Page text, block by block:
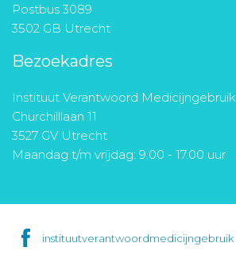
Postbus 3089
3502 GB Utrecht
Bezoekadres
Instituut Verantwoord Medicijngebruik
Churchilllaan 11
3527 GV Utrecht
Maandag t/m vrijdag: 9.00 - 17.00 uur
instituutverantwoordmedicijngebruik